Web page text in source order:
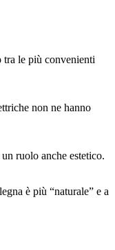
le più convenienti
non ne hanno
ruolo anche estetico.
è più “naturale” e a